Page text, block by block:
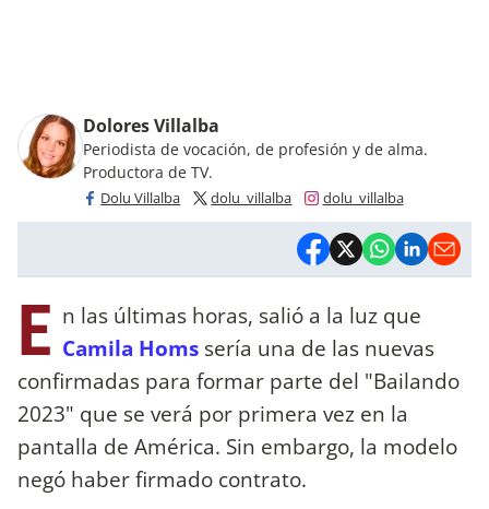
Dolores Villalba
Periodista de vocación, de profesión y de alma.
Productora de TV.
Dolu Villalba dolu_villalba dolu_villalba
E n las últimas horas, salió a la luz que
Camila Homs sería una de las nuevas
confirmadas para formar parte del "Bailando
2023" que se verá por primera vez en la
pantalla de América. Sin embargo, la modelo
negó haber firmado contrato.